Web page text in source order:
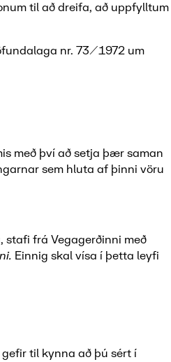
til að dreifa, að uppfylltum
nr. 73/1972 um
með því að setja þær saman
sem hluta af þinni vöru
frá Vegagerðinni með
Einnig skal vísa í þetta leyfi
til kynna að þú sért í